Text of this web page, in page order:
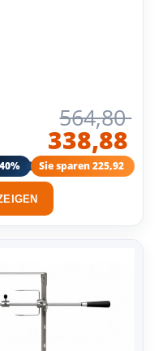
564,80
338,88
Sie sparen 225,92